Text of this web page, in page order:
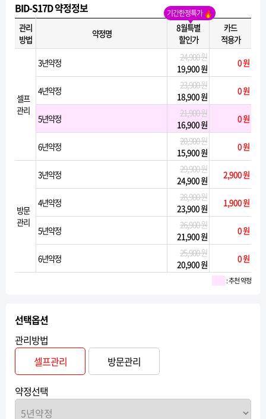
BID-S17D 약정정보 기간한정특가
관리
방법
약정명
8월특별
할인가
카드
적용가
셀프
관리
3년약정
24,900 원
19,900 원
0 원
4년약정
23,900 원
18,900 원
0 원
5년약정
21,900 원
16,900 원
0 원
6년약정
20,900 원
15,900 원
0 원
방문
관리
3년약정
29,900 원
24,900 원
2,900 원
4년약정
28,900 원
23,900 원
1,900 원
5년약정
26,900 원
21,900 원
0 원
6년약정
25,900 원
20,900 원
0 원
: 추천 약정
선택옵션
관리방법
셀프관리
방문관리
약정선택